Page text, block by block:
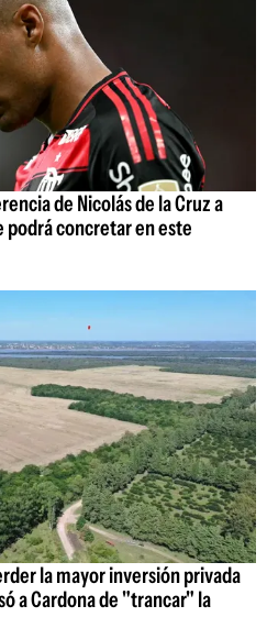
de Nicolás de la Cruz a
podrá concretar en este
la mayor inversión privada
a Cardona de "trancar" la